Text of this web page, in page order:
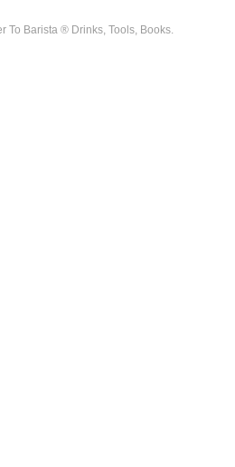
To Barista ® Drinks, Tools, Books.